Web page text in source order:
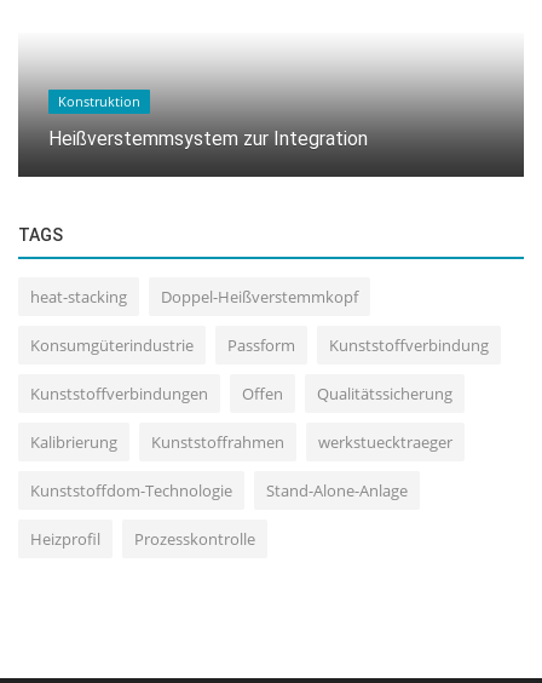
Konstruktion
Heißverstemmsystem zur Integration
TAGS
heat-stacking Doppel-Heißverstemmkopf
Konsumgüterindustrie Passform Kunststoffverbindung
Kunststoffverbindungen Offen Qualitätssicherung
Kalibrierung Kunststoffrahmen werkstuecktraeger
Kunststoffdom-Technologie Stand-Alone-Anlage
Heizprofil Prozesskontrolle